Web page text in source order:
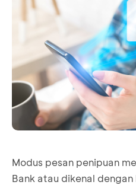
Modus pesan penipuan
Bank atau dikenal dengan